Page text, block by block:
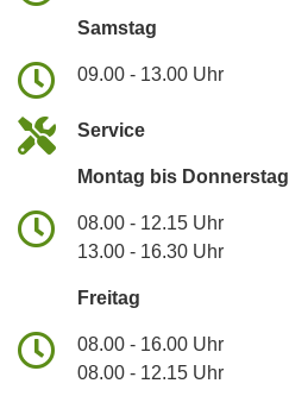
Samstag
09.00 - 13.00 Uhr
Service
Montag bis Donnerstag
08.00 - 12.15 Uhr
13.00 - 16.30 Uhr
Freitag
08.00 - 16.00 Uhr
08.00 - 12.15 Uhr